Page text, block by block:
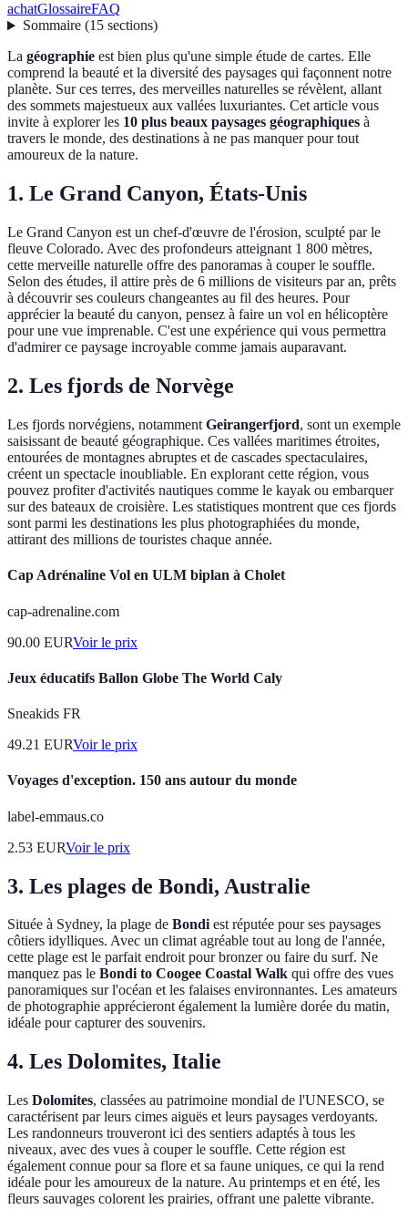
achatGlossaireFAQ
Sommaire(15 sections)
La géographie est bien plus qu'une simple étude de cartes. Elle
comprend la beauté et la diversité des paysages qui façonnent notre
planète. Sur ces terres, des merveilles naturelles se révèlent, allant
des sommets majestueux aux vallées luxuriantes. Cet article vous
invite à explorer les 10 plus beaux paysages géographiques à
travers le monde, des destinations à ne pas manquer pour tout
amoureux de la nature.
1. Le Grand Canyon, États-Unis
Le Grand Canyon est un chef-d'œuvre de l'érosion, sculpté par le
fleuve Colorado. Avec des profondeurs atteignant 1 800 mètres,
cette merveille naturelle offre des panoramas à couper le souffle.
Selon des études, il attire près de 6 millions de visiteurs par an, prêts
à découvrir ses couleurs changeantes au fil des heures. Pour
apprécier la beauté du canyon, pensez à faire un vol en hélicoptère
pour une vue imprenable. C'est une expérience qui vous permettra
d'admirer ce paysage incroyable comme jamais auparavant.
2. Les fjords de Norvège
Les fjords norvégiens, notamment Geirangerfjord, sont un exemple
saisissant de beauté géographique. Ces vallées maritimes étroites,
entourées de montagnes abruptes et de cascades spectaculaires,
créent un spectacle inoubliable. En explorant cette région, vous
pouvez profiter d'activités nautiques comme le kayak ou embarquer
sur des bateaux de croisière. Les statistiques montrent que ces fjords
sont parmi les destinations les plus photographiées du monde,
attirant des millions de touristes chaque année.
Cap Adrénaline Vol en ULM biplan à Cholet
cap-adrenaline.com
90.00 EURVoir le prix
Jeux éducatifs Ballon Globe The World Caly
Sneakids FR
49.21 EURVoir le prix
Voyages d'exception. 150 ans autour du monde
label-emmaus.co
2.53 EURVoir le prix
3. Les plages de Bondi, Australie
Située à Sydney, la plage de Bondiest réputée pour ses paysages
côtiers idylliques. Avec un climat agréable tout au long de l'année,
cette plage est le parfait endroit pour bronzer ou faire du surf. Ne
manquez pas le Bondi to Coogee Coastal Walk qui offre des vues
panoramiques sur l'océan et les falaises environnantes. Les amateurs
de photographie apprécieront également la lumière dorée du matin,
idéale pour capturer des souvenirs.
4. Les Dolomites, Italie
Les Dolomites, classées au patrimoine mondial de l'UNESCO, se
caractérisent par leurs cimes aiguës et leurs paysages verdoyants.
Les randonneurs trouveront ici des sentiers adaptés à tous les
niveaux, avec des vues à couper le souffle. Cette région est
également connue pour sa flore et sa faune uniques, ce qui la rend
idéale pour les amoureux de la nature. Au printemps et en été, les
fleurs sauvages colorent les prairies, offrant une palette vibrante.